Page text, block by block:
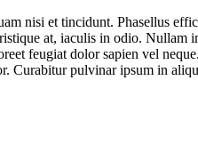
nisi et tincidunt. Phasellus
at, iaculis in odio. Nullam
feugiat dolor sapien vel
Curabitur pulvinar ipsum in